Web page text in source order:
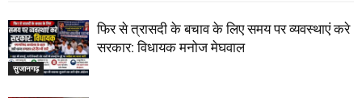
सुजानगढ़
फिर से त्रासदी के बचाव के लिए समय पर व्यवस्थाएं करे
सरकार: विधायक मनोज मेघवाल